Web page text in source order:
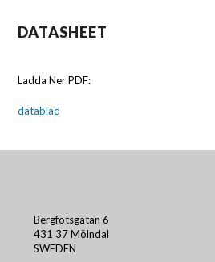
DATASHEET
Ladda Ner PDF:
datablad
Bergfotsgatan 6
431 37 Mölndal
SWEDEN